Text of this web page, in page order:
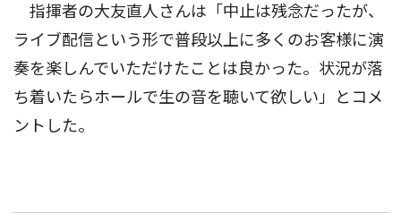
指揮者の大友直人さんは「中止は残念だったが、
ライブ配信という形で普段以上に多くのお客様に演
奏を楽しんでいただけたことは良かった。状況が落
ち着いたらホールで生の音を聴いて欲しい」とコメ
ントした。